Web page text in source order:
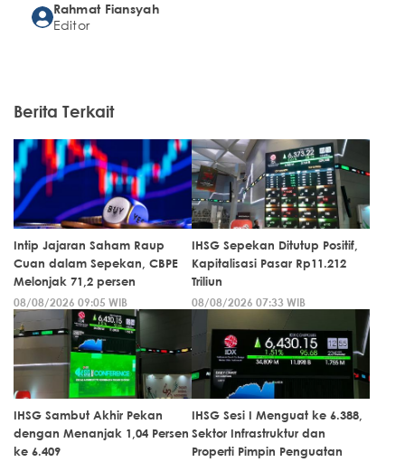
Rahmat Fiansyah
Editor
Berita Terkait
Intip Jajaran Saham Raup
Cuan dalam Sepekan, CBPE
Melonjak 71,2 persen
08/08/2026 09:05 WIB
IHSG Sepekan Ditutup Positif,
Kapitalisasi Pasar Rp11.212
Triliun
08/08/2026 07:33 WIB
IHSG Sambut Akhir Pekan
dengan Menanjak 1,04 Persen
ke 6.409
IHSG Sesi I Menguat ke 6.388,
Sektor Infrastruktur dan
Properti Pimpin Penguatan